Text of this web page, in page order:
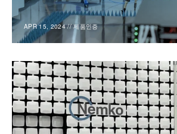
APR 15, 2024 //제품인증